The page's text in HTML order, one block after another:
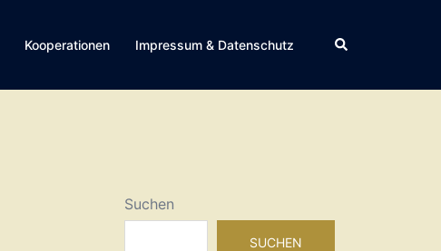
Kooperationen Impressum & Datenschutz Suche
Suchen
SUCHEN